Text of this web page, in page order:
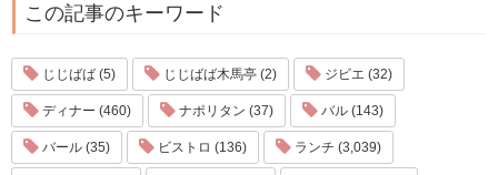
この記事のキーワード
じじばば (5) じじばば木馬亭 (2) ジビエ (32)
ディナー (460) ナポリタン (37) バル (143)
バール (35) ビストロ (136) ランチ (3,039)